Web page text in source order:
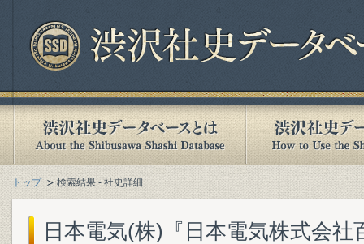
トップ 検索結果 - 社史詳細
日本電気(株)『日本電気株式会社